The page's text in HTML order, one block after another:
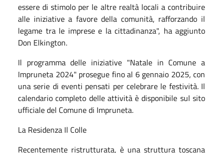
essere di stimolo per le altre realtà locali a contribuire
alle iniziative a favore della comunità, rafforzando il
legame tra le imprese e la cittadinanza", ha aggiunto
Don Elkington.
Il programma delle iniziative "Natale in Comune a
Impruneta 2024" prosegue fino al 6 gennaio 2025, con
una serie di eventi pensati per celebrare le festività. Il
calendario completo delle attività è disponibile sul sito
ufficiale del Comune di Impruneta.
La Residenza Il Colle
Recentemente ristrutturata, è una struttura toscana